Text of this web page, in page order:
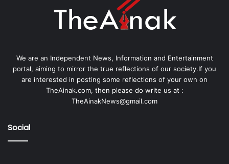
We are an Independent News, Information and Entertainment
portal, aiming to mirror the true reflections of our society.If you
are interested in posting some reflections of your own on
TheAinak.com, then please do write us at :
TheAinakNews@gmail.com
Social